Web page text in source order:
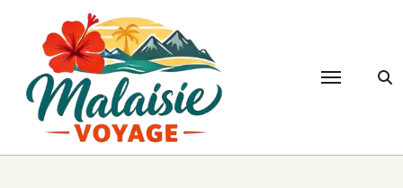
contenu